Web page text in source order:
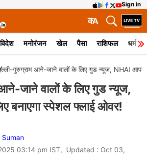
Sign in
A
क
विदेश मनोरंजन खेल पैसा राशिफल धर्म
गुरुग्राम आने-जाने वालों के लिए गुड न्यूज, NHAI
जाने वालों के लिए गुड न्यूज,
बनाएगा स्पेशल फ्लाई ओवर!
Suman
03:14 pm IST, Updated : Oct 03,